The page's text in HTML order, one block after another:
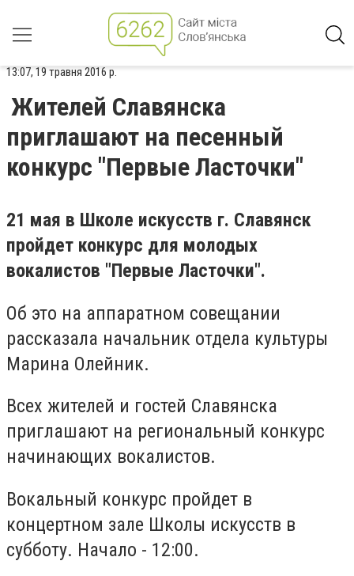
13:07, 19 травня 2016 р.
Жителей Славянска
приглашают на песенный
конкурс "Первые Ласточки"
21 мая в Школе искусств г. Славянск
пройдет конкурс для молодых
вокалистов "Первые Ласточки".
Об это на аппаратном совещании
рассказала начальник отдела культуры
Марина Олейник.
Всех жителей и гостей Славянска
приглашают на региональный конкурс
начинающих вокалистов.
Вокальный конкурс пройдет в
концертном зале Школы искусств в
субботу. Начало - 12:00.